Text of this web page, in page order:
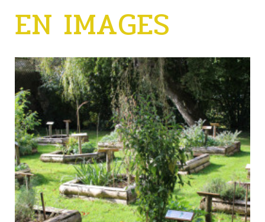
EN IMAGES